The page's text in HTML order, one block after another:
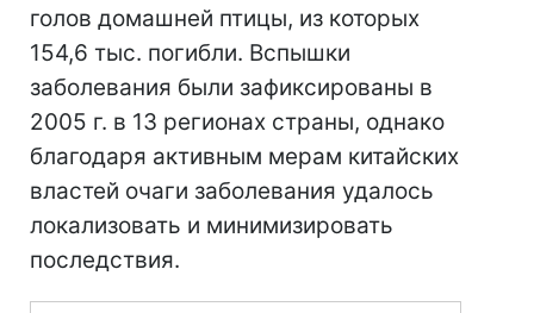
голов домашней птицы, из которых
154,6 тыс. погибли. Вспышки
заболевания были зафиксированы в
2005 г. в 13 регионах страны, однако
благодаря активным мерам китайских
властей очаги заболевания удалось
локализовать и минимизировать
последствия.